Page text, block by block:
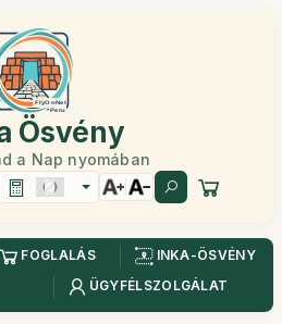
Ösvény
a Nap nyomában
FOGLALÁS
INKA-ÖSVÉNY
ÜGYFÉLSZOLGÁLAT